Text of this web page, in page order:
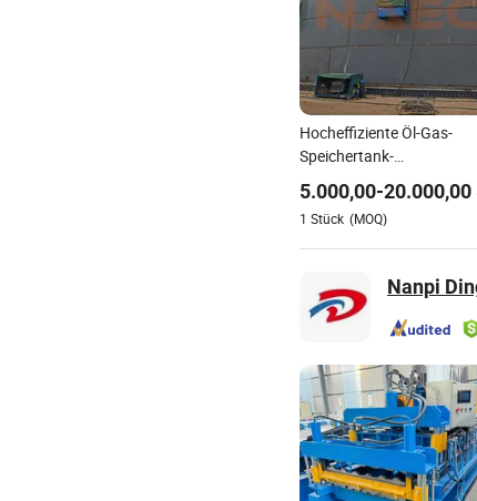
Hocheffiziente Öl-Gas-
Speichertank-
Schweißmaschine für den
Tankbau (EGW/AGW)
5.000,00-20.000,00
1 Stück (MOQ)
Nanpi